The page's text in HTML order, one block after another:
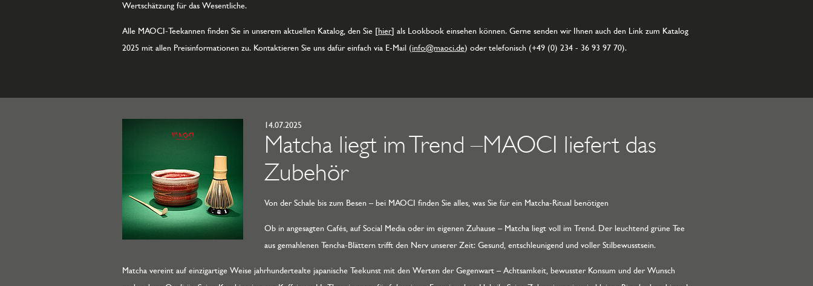
Wertschätzung für das Wesentliche.
Alle MAOCI-Teekannen finden Sie in unserem aktuellen Katalog, den Sie [hier] als Lookbook einsehen können. Gerne senden wir Ihnen auch den Link zum Katalog
2025 mit allen Preisinformationen zu. Kontaktieren Sie uns dafür einfach via E-Mail (info@maoci.de) oder telefonisch (+49 (0) 234 - 36 93 97 70).
14.07.2025
Matcha liegt im Trend –MAOCI liefert das
Zubehör
Von der Schale bis zum Besen – bei MAOCI finden Sie alles, was Sie für ein Matcha-Ritual benötigen
Ob in angesagten Cafés, auf Social Media oder im eigenen Zuhause – Matcha liegt voll im Trend. Der leuchtend grüne Tee
aus gemahlenen Tencha-Blättern trifft den Nerv unserer Zeit: Gesund, entschleunigend und voller Stilbewusstsein.
Matcha vereint auf einzigartige Weise jahrhundertealte japanische Teekunst mit den Werten der Gegenwart – Achtsamkeit, bewusster Konsum und der Wunsch